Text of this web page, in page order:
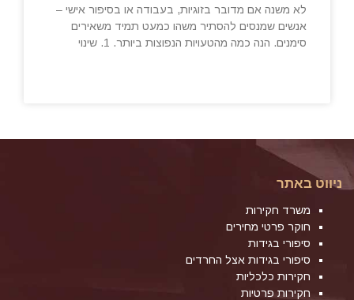
לא משנה אם מדובר בזוגיות, בעבודה או בסיפור אישי –
אנשים שמנסים להסתיר משהו כמעט תמיד משאירים
סימנים. הנה כמה מהטעויות הנפוצות ביותר. 1. שינוי
ניווט באתר
משרד חקירות
חוקר פרטי מחירים
סיפורי בגידות
סיפורי בגידות אצל החרדים
חקירות כלכליות
חקירות פרטיות